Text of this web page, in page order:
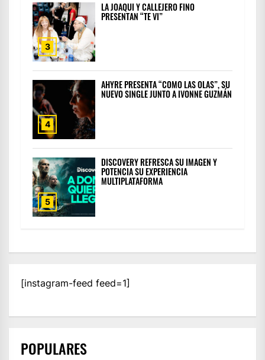
3
LA JOAQUI Y CALLEJERO FINO
PRESENTAN “TE VI”
4
AHYRE PRESENTA “COMO LAS OLAS”, SU
NUEVO SINGLE JUNTO A IVONNE GUZMÁN
5
DISCOVERY REFRESCA SU IMAGEN Y
POTENCIA SU EXPERIENCIA
MULTIPLATAFORMA
[instagram-feed feed=1]
POPULARES